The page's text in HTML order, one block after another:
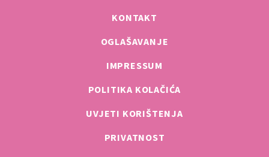
KONTAKT
OGLAŠAVANJE
IMPRESSUM
POLITIKA KOLAČIĆA
UVJETI KORIŠTENJA
PRIVATNOST